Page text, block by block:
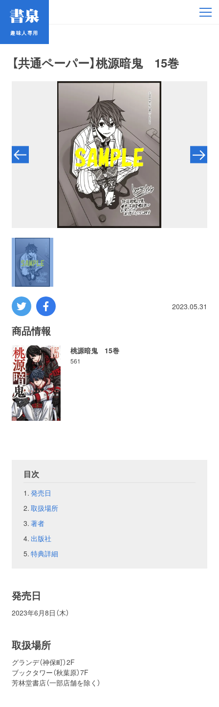
趣味人専用
【共通ペーパー】桃源暗鬼 15巻
2023.05.31
商品情報
桃源暗鬼 15巻
561
目次
発売日
取扱場所
著者
出版社
特典詳細
発売日
2023年6月8日（木）
取扱場所
グランデ（神保町）2F
ブックタワー（秋葉原）7F
芳林堂書店（一部店舗を除く）
趣味人専用
コミック・ラノベ
プロレス
数学
コンピューター
ミリタリー
その他
イベント
フェア